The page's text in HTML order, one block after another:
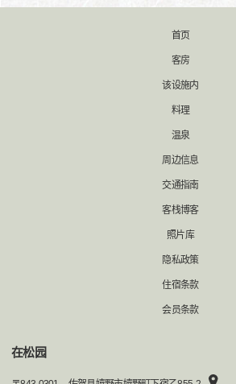
首页
客房
该设施内
料理
温泉
周边信息
交通指南
客栈博客
照片库
隐私政策
住宿条款
会员条款
在松园